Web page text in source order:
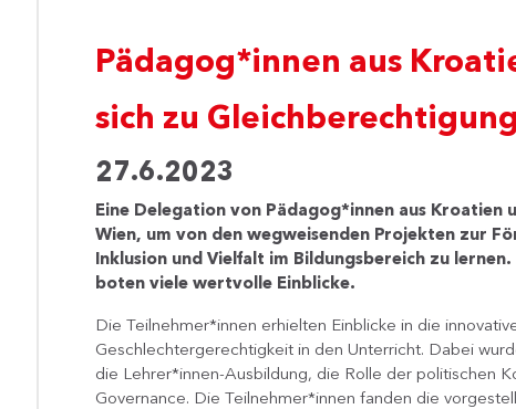
Pädagog*innen aus
sich zu
27.6.2023
Eine Delegation von Pädagog*innen aus Kroatien
Wien, um von den wegweisenden Projekten zur
Inklusion und Vielfalt im Bildungsbereich zu
boten viele wertvolle Einblicke.
Die Teilnehmer*innen erhielten Einblicke in die
Geschlechtergerechtigkeit in den Unterricht. Dabei
die Lehrer*innen-Ausbildung, die Rolle der politischen
Governance. Die Teilnehmer*innen fanden die